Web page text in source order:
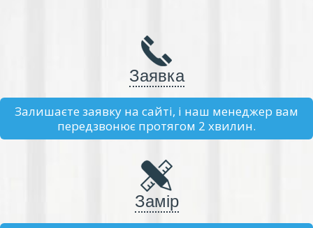
Заявка
Залишаєте заявку на сайті, і наш менеджер вам
передзвонює протягом 2 хвилин.
Замір